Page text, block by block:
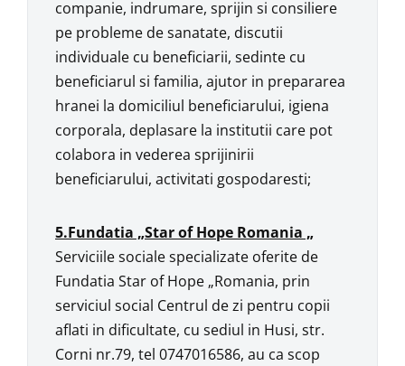
companie, indrumare, sprijin si consiliere
pe probleme de sanatate, discutii
individuale cu beneficiarii, sedinte cu
beneficiarul si familia, ajutor in prepararea
hranei la domiciliul beneficiarului, igiena
corporala, deplasare la institutii care pot
colabora in vederea sprijinirii
beneficiarului, activitati gospodaresti;
5.Fundatia „Star of Hope Romania „
Serviciile sociale specializate oferite de
Fundatia Star of Hope „Romania, prin
serviciul social Centrul de zi pentru copii
aflati in dificultate, cu sediul in Husi, str.
Corni nr.79, tel 0747016586, au ca scop